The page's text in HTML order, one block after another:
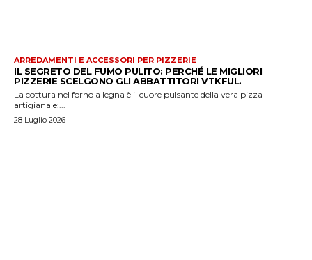
ARREDAMENTI E ACCESSORI PER PIZZERIE
IL SEGRETO DEL FUMO PULITO: PERCHÉ LE MIGLIORI
PIZZERIE SCELGONO GLI ABBATTITORI VTKFUL.
La cottura nel forno a legna è il cuore pulsante della vera pizza
artigianale:...
28 Luglio 2026